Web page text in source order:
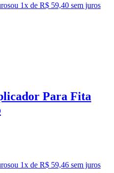
ou 1x de R$ 59,40 sem juros
Para Fita
ou 1x de R$ 59,46 sem juros